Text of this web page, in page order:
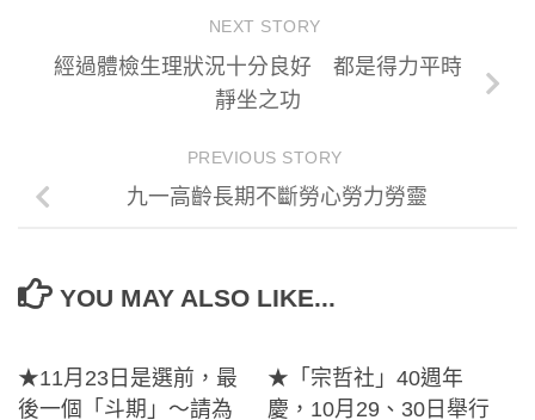
NEXT STORY
經過體檢生理狀況十分良好 都是得力平時
靜坐之功
PREVIOUS STORY
九一高齡長期不斷勞心勞力勞靈
YOU MAY ALSO LIKE...
★11月23日是選前，最
後一個「斗期」～請為
★「宗哲社」40週年
慶，10月29、30日舉行